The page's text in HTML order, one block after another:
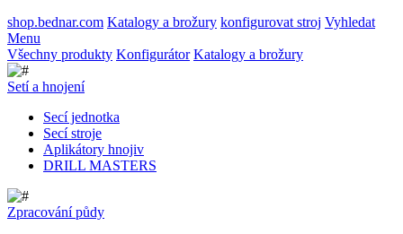
shop.bednar.com Katalogy a brožury konfigurovat stroj Vyhledat
Menu
Všechny produkty Konfigurátor Katalogy a brožury
Setí a hnojení
Secí jednotka
Secí stroje
Aplikátory hnojiv
DRILL MASTERS
Zpracování půdy